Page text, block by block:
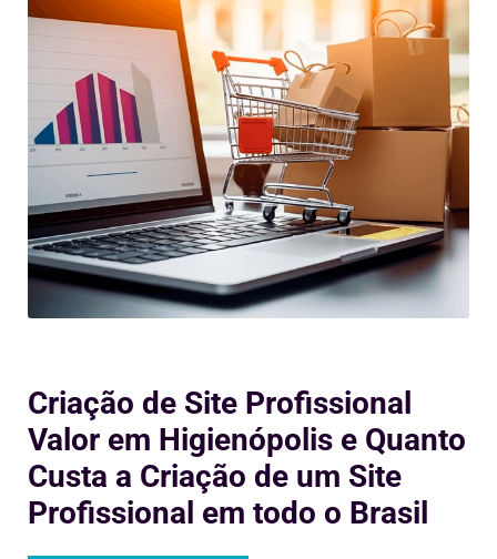
Criação de Site Profissional
Valor em Higienópolis e Quanto
Custa a Criação de um Site
Profissional em todo o Brasil